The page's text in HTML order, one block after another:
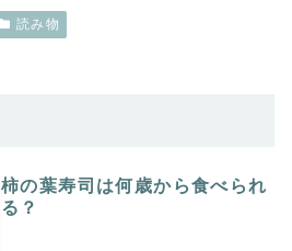
読み物
柿の葉寿司は何歳から食べられ
る？